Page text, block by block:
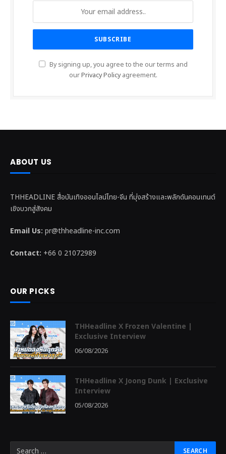
By signing up, you agree to the our terms and
ourPrivacy Policyagreement.
ABOUT US
THHEADLINE สื่อบันเทิงออนไลน์ไทย-จีน ที่มุ่งสร้างและพลักดันคอนเทนต์
เชิงบวกสู่สังคม
Email Us: pr@thheadline-inc.com
Contact: +66 0 21072989
OUR PICKS
THHeadline X Frozen Valentine |
Exclusive Interview
06/08/2026
THHeadline X Joong Dunk | Exclusive
Interview
05/08/2026